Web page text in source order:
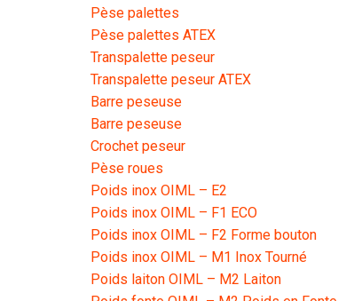
Pèse palettes
Pèse palettes ATEX
Transpalette peseur
Transpalette peseur ATEX
Barre peseuse
Barre peseuse
Crochet peseur
Pèse roues
Poids inox OIML – E2
Poids inox OIML – F1 ECO
Poids inox OIML – F2 Forme bouton
Poids inox OIML – M1 Inox Tourné
Poids laiton OIML – M2 Laiton